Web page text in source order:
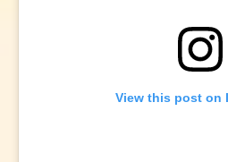
View this post on